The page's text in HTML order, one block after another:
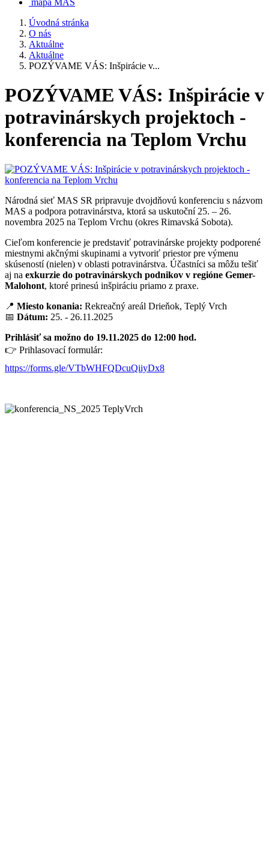
mapa MAS
Úvodná stránka
O nás
Aktuálne
Aktuálne
POZÝVAME VÁS: Inšpirácie v...
POZÝVAME VÁS: Inšpirácie v
potravinárskych projektoch -
konferencia na Teplom Vrchu
Národná sieť MAS SR pripravuje dvojdňovú konferenciu s názvom
MAS a podpora potravinárstva, ktorá sa uskutoční 25. – 26.
novembra 2025 na Teplom Vrchu (okres Rimavská Sobota).
Cieľom konferencie je predstaviť potravinárske projekty podporené
miestnymi akčnými skupinami a vytvoriť priestor pre výmenu
skúseností (nielen) v oblasti potravinárstva. Účastníci sa môžu tešiť
aj na exkurzie do potravinárskych podnikov v regióne Gemer-
Malohont, ktoré prinesú inšpiráciu priamo z praxe.
📍 Miesto konania: Rekreačný areál Drieňok, Teplý Vrch
📅 Dátum: 25. - 26.11.2025
Prihlásiť sa možno do 19.11.2025 do 12:00 hod.
👉 Prihlasovací formulár:
https://forms.gle/VTbWHFQDcuQiiyDx8